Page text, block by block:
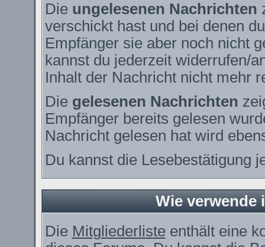
Die ungelesenen Nachrichten
verschickt hast und bei denen
Empfänger sie aber noch nicht
kannst du jederzeit widerrufen/
Inhalt der Nachricht nicht mehr
Die gelesenen Nachrichten
Empfänger bereits gelesen
Nachricht gelesen hat wird
Du kannst die Lesebestätigung
Wie verwende
Die Mitgliederlisteenthält eine